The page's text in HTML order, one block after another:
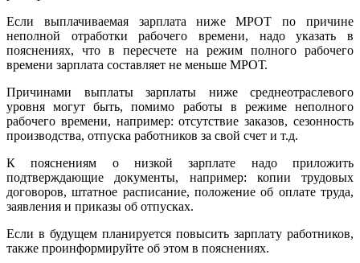
Если выплачиваемая зарплата ниже МРОТ по причине
неполной отработки рабочего времени, надо указать в
пояснениях, что в пересчете на режим полного рабочего
времени зарплата составляет не меньше МРОТ.
Причинами выплаты зарплаты ниже среднеотраслевого
уровня могут быть, помимо работы в режиме неполного
рабочего времени, например: отсутствие заказов, сезонность
производства, отпуска работников за свой счет и т.д.
К пояснениям о низкой зарплате надо приложить
подтверждающие документы, например: копии трудовых
договоров, штатное расписание, положение об оплате труда,
заявления и приказы об отпусках.
Если в будущем планируется повысить зарплату работников,
также проинформируйте об этом в пояснениях.